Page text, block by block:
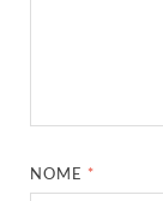
NOME *